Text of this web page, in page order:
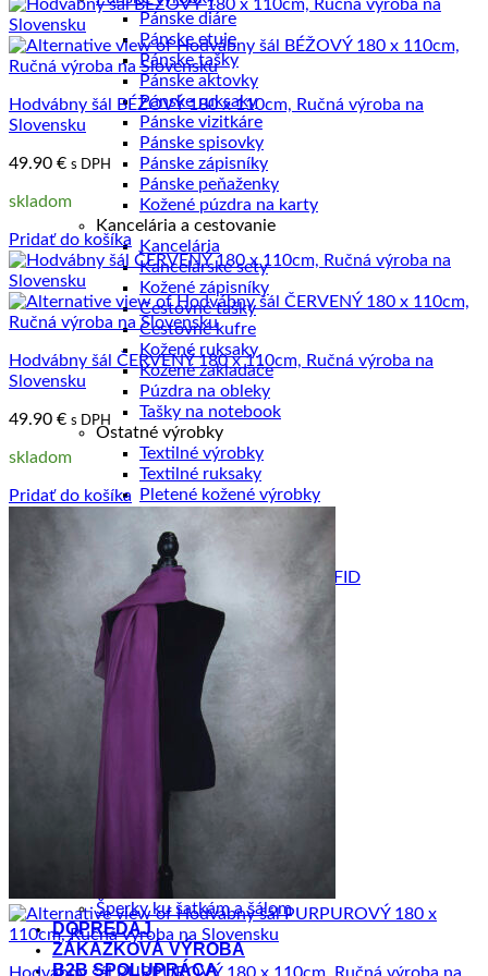
Pánske diáre
Pánske etuje
Pánske tašky
Pánske aktovky
Pánske ruksaky
Pánske vizitkáre
Pánske spisovky
Pánske zápisníky
Pánske peňaženky
Kožené púzdra na karty
Kancelária a cestovanie
Kancelária
Kancelárske sety
Kožené zápisníky
Cestovné tašky
Cestovné kufre
Kožené ruksaky
Kožené zakladače
Púzdra na obleky
Tašky na notebook
Ostatné výrobky
Textilné výrobky
Textilné ruksaky
Pletené kožené výrobky
Pletené kabelky
Kožené peňaženky RFID
Inteligentné púzdra RFID
Kožené púzdra na karty RFID
Maľované púzdra
Maľované kabelky
Maľované peňaženky
Maľované Office sety
HODVÁB A VLNA
Hodvábne šále
Hodvábne šatky
Hodvábne šatky Slim
Hodvábne kravaty
Hodvábne čelenky
Hodvábne vlasové sety Limited
Zimné šále z Merino vlny
Šperky ku šatkám a šálom
DOPREDAJ
ZÁKAZKOVÁ VÝROBA
B2B SPOLUPRÁCA
Hodvábny šál BÉŽOVÝ 180 x 110cm, Ručná výroba na
Slovensku
49.90 € s DPH
skladom
Pridať do košíka
Hodvábny šál ČERVENÝ 180 x 110cm, Ručná výroba na
Slovensku
49.90 € s DPH
skladom
Pridať do košíka